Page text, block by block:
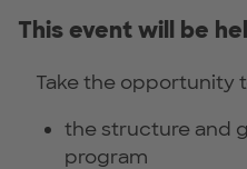
This event will be
Take the opportunity
the structure and
program